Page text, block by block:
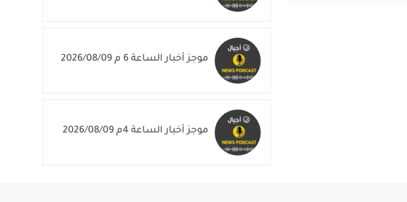
موجز أخبار الساعة 6 م 2026/08/09
موجز أخبار الساعة 4م 2026/08/09